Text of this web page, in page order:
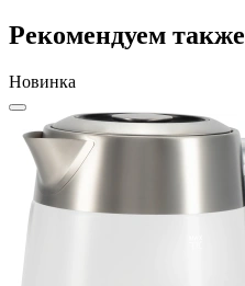
Рекомендуем также
Новинка